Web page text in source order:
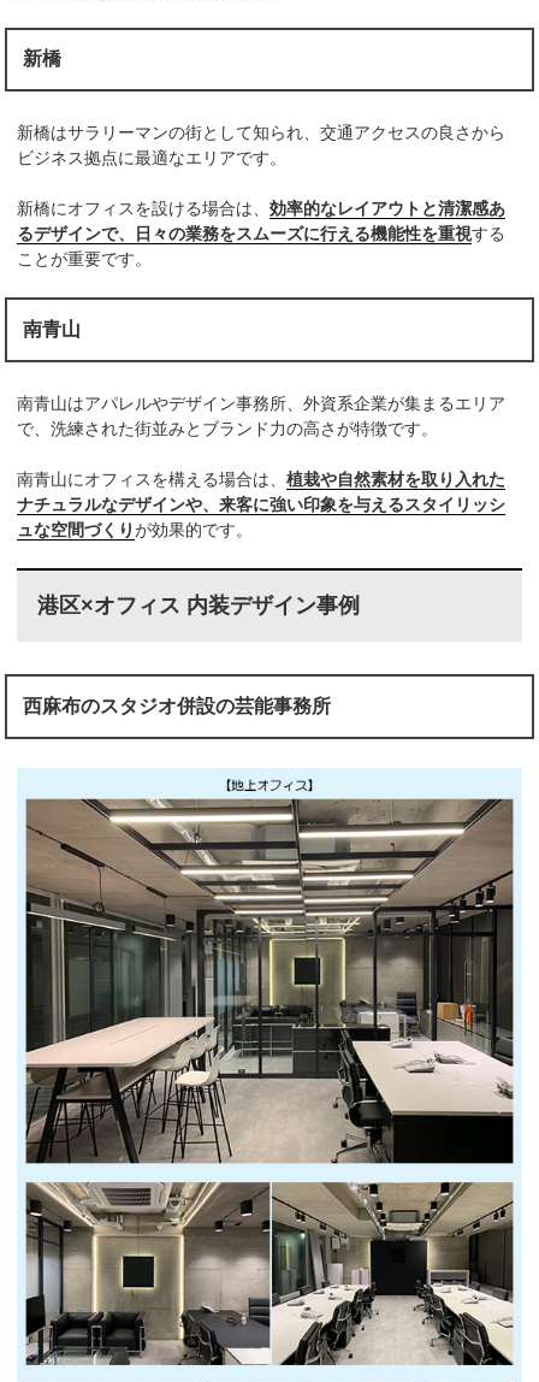
新橋
新橋はサラリーマンの街として知られ、交通アクセスの良さから
ビジネス拠点に最適なエリアです。
新橋にオフィスを設ける場合は、効率的なレイアウトと清潔感あ
るデザインで、日々の業務をスムーズに行える機能性を重視する
ことが重要です。
南青山
南青山はアパレルやデザイン事務所、外資系企業が集まるエリア
で、洗練された街並みとブランド力の高さが特徴です。
南青山にオフィスを構える場合は、植栽や自然素材を取り入れた
ナチュラルなデザインや、来客に強い印象を与えるスタイリッシ
ュな空間づくりが効果的です。
港区×オフィス 内装デザイン事例
西麻布のスタジオ併設の芸能事務所